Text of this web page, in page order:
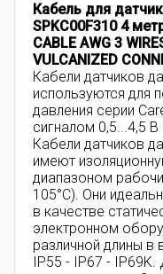
Кабель для
SPKC00F310 4
CABLE AWG 3
VULCANIZED
Кабели датчиков
используются для
давления серии
сигналом 0,5...4,5
Кабели датчиков
имеют
диапазоном
105°C). Они
в качестве
электронном
различной длины в
IP55 - IP67 -